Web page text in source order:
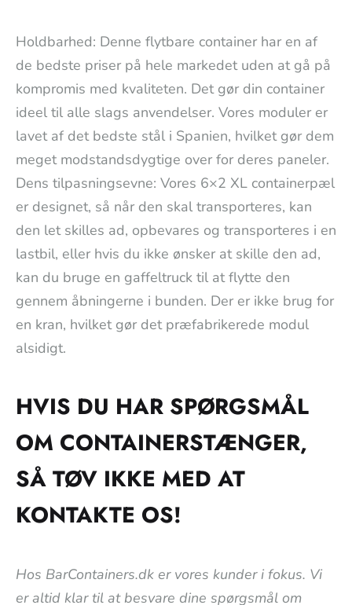
Holdbarhed: Denne flytbare container har en af
de bedste priser på hele markedet uden at gå på
kompromis med kvaliteten. Det gør din container
ideel til alle slags anvendelser. Vores moduler er
lavet af det bedste stål i Spanien, hvilket gør dem
meget modstandsdygtige over for deres paneler.
Dens tilpasningsevne: Vores 6×2 XL containerpæl
er designet, så når den skal transporteres, kan
den let skilles ad, opbevares og transporteres i en
lastbil, eller hvis du ikke ønsker at skille den ad,
kan du bruge en gaffeltruck til at flytte den
gennem åbningerne i bunden. Der er ikke brug for
en kran, hvilket gør det præfabrikerede modul
alsidigt.
HVIS DU HAR SPØRGSMÅL
OM CONTAINERSTÆNGER,
SÅ TØV IKKE MED AT
KONTAKTE OS!
Hos BarContainers.dk er vores kunder i fokus. Vi
er altid klar til at besvare dine spørgsmål om